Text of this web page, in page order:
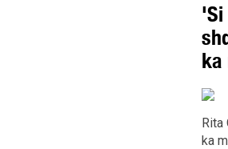
'Si
ka
Rita
ka